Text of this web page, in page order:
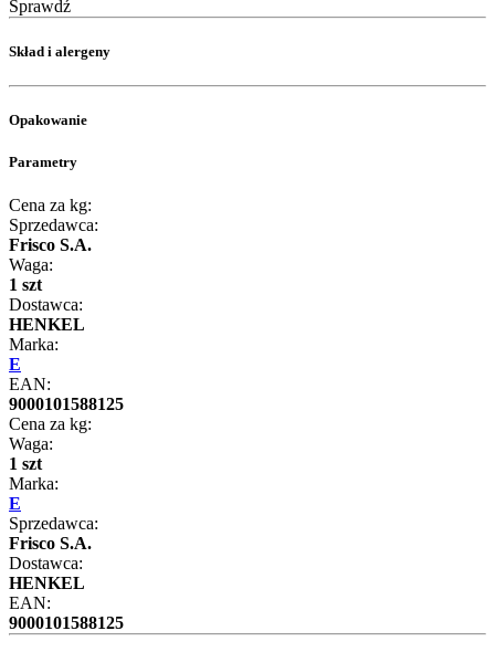
Sprawdź
Skład i alergeny
Opakowanie
Parametry
Cena za kg:
Sprzedawca:
Frisco S.A.
Waga:
1 szt
Dostawca:
HENKEL
Marka:
E
EAN:
9000101588125
Cena za kg:
Waga:
1 szt
Marka:
E
Sprzedawca:
Frisco S.A.
Dostawca:
HENKEL
EAN:
9000101588125